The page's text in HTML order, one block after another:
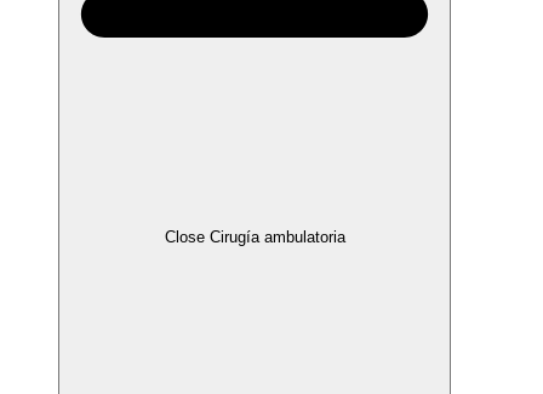
Close Cirugía ambulatoria